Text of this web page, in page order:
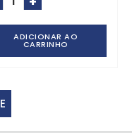
ADICIONAR AO
CARRINHO